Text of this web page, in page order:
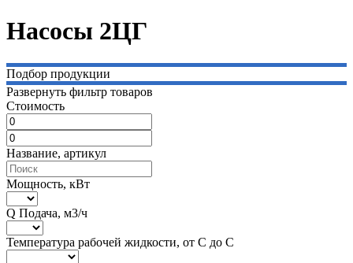
Насосы 2ЦГ
Подбор продукции
Развернуть фильтр товаров
Стоимость
Название, артикул
Мощность, кВт
Q Подача, м3/ч
Температура рабочей жидкости, от С до С